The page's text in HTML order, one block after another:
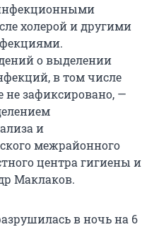
холерой и другими
о выделении
в том числе
не зафиксировано, —
и
межрайонного
центра гигиены и
Маклаков.
в ночь на 6